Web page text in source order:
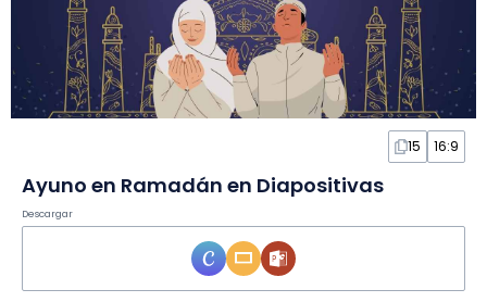
15 16:9
Ayuno en Ramadán en Diapositivas
Descargar